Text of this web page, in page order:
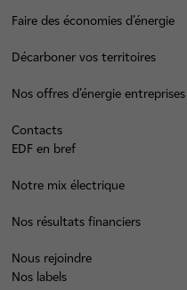
Faire des économies d’énergie
Décarboner vos territoires
Nos offres d’énergie entreprises
Contacts
EDF en bref
Notre mix électrique
Nos résultats financiers
Nous rejoindre
Nos labels